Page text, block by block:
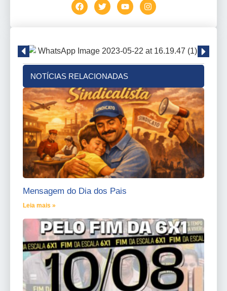
NOTÍCIAS RELACIONADAS
Mensagem do Dia dos Pais
Leia mais »